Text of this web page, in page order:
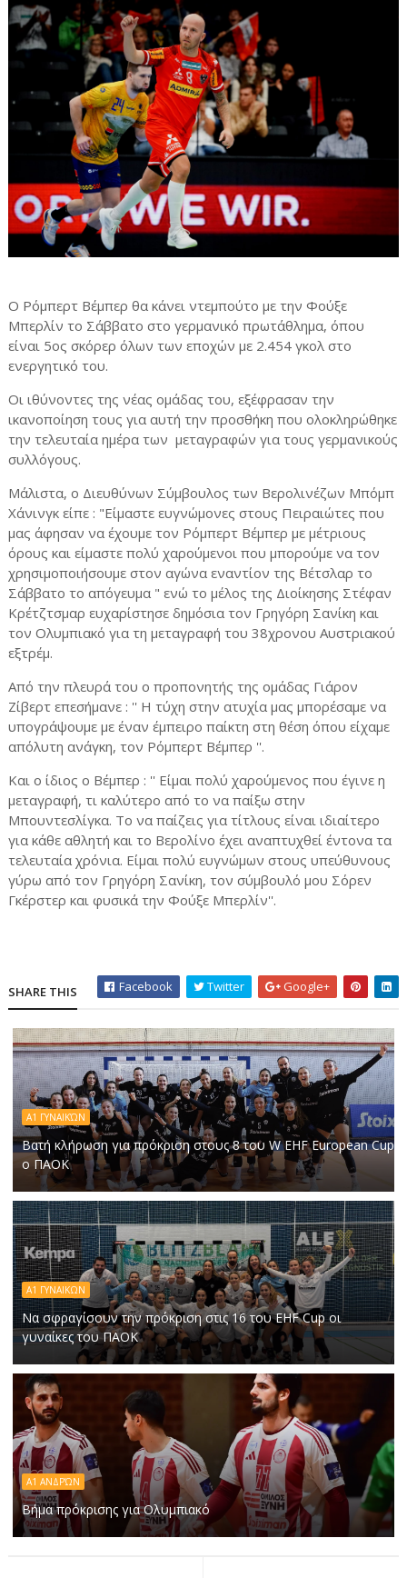
Ο Ρόμπερτ Βέμπερ θα κάνει ντεμπούτο με την Φούξε
Μπερλίν το Σάββατο στο γερμανικό πρωτάθλημα, όπου
είναι 5ος σκόρερ όλων των εποχών με 2.454 γκολ στο
ενεργητικό του.
Οι ιθύνοντες της νέας ομάδας του, εξέφρασαν την
ικανοποίηση τους για αυτή την προσθήκη που ολοκληρώθηκε
την τελευταία ημέρα των μεταγραφών για τους γερμανικούς
συλλόγους.
Μάλιστα, ο Διευθύνων Σύμβουλος των Βερολινέζων Μπόμπ
Χάνινγκ είπε : "Είμαστε ευγνώμονες στους Πειραιώτες που
μας άφησαν να έχουμε τον Ρόμπερτ Βέμπερ με μέτριους
όρους και είμαστε πολύ χαρούμενοι που μπορούμε να τον
χρησιμοποιήσουμε στον αγώνα εναντίον της Βέτσλαρ το
Σάββατο το απόγευμα " ενώ το μέλος της Διοίκησης Στέφαν
Κρέτζτσμαρ ευχαρίστησε δημόσια τον Γρηγόρη Σανίκη και
τον Ολυμπιακό για τη μεταγραφή του 38χρονου Αυστριακού
εξτρέμ.
Από την πλευρά του ο προπονητής της ομάδας Γιάρον
Ζίβερτ επεσήμανε : '' Η τύχη στην ατυχία μας μπορέσαμε να
υπογράψουμε με έναν έμπειρο παίκτη στη θέση όπου είχαμε
απόλυτη ανάγκη, τον Ρόμπερτ Βέμπερ ''.
Και ο ίδιος ο Βέμπερ : '' Είμαι πολύ χαρούμενος που έγινε η
μεταγραφή, τι καλύτερο από το να παίξω στην
Μπουντεσλίγκα. Το να παίζεις για τίτλους είναι ιδιαίτερο
για κάθε αθλητή και το Βερολίνο έχει αναπτυχθεί έντονα τα
τελευταία χρόνια. Είμαι πολύ ευγνώμων στους υπεύθυνους
γύρω από τον Γρηγόρη Σανίκη, τον σύμβουλό μου Σόρεν
Γκέρστερ και φυσικά την Φούξε Μπερλίν''.
SHARE THIS Facebook Twitter Google+
Α1 ΓΥΝΑΙΚΏΝ
Βατή κλήρωση για πρόκριση στους 8 του W EHF European Cup
ο ΠΑΟΚ
Α1 ΓΥΝΑΙΚΩΝ
Να σφραγίσουν την πρόκριση στις 16 του EHF Cup οι
γυναίκες του ΠΑΟΚ
Α1 ΑΝΔΡΏΝ
Βήμα πρόκρισης για Ολυμπιακό